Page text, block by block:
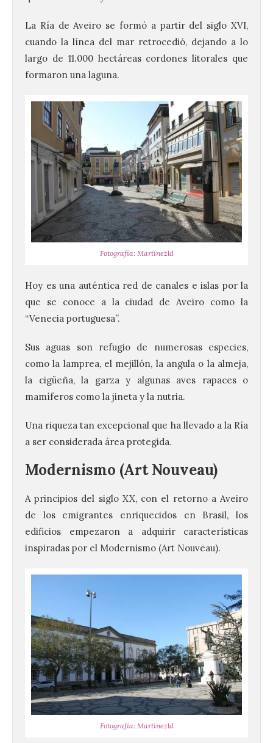
La Ría de Aveiro se formó a partir del siglo XVI,
cuando la línea del mar retrocedió, dejando a lo
largo de 11.000 hectáreas cordones litorales que
formaron una laguna.
Fotografía: Martínezld
Hoy es una auténtica red de canales e islas por la
que se conoce a la ciudad de Aveiro como la
“Venecia portuguesa”.
Sus aguas son refugio de numerosas especies,
como la lamprea, el mejillón, la angula o la almeja,
la cigüeña, la garza y algunas aves rapaces o
mamíferos como la jineta y la nutria.
Una riqueza tan excepcional que ha llevado a la Ría
a ser considerada área protegida.
Modernismo (Art Nouveau)
A principios del siglo XX, con el retorno a Aveiro
de los emigrantes enriquecidos en Brasil, los
edificios empezaron a adquirir características
inspiradas por el Modernismo (Art Nouveau).
Fotografía: Martínezld